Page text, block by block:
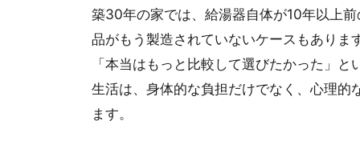
築30年の家では、給湯器自体が10年以上
品がもう製造されていないケースもあり
「本当はもっと比較して選びたかった」
生活は、身体的な負担だけでなく、心理
ます。